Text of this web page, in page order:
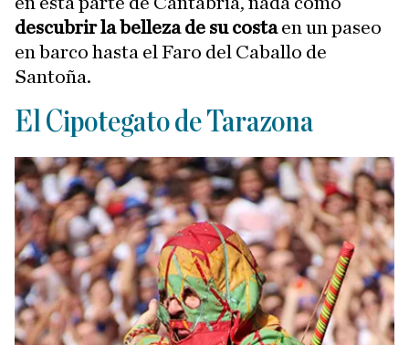
descubrir la belleza de su costaen un paseo
en barco hasta el Faro del Caballo de
Santoña.
El Cipotegato de Tarazona